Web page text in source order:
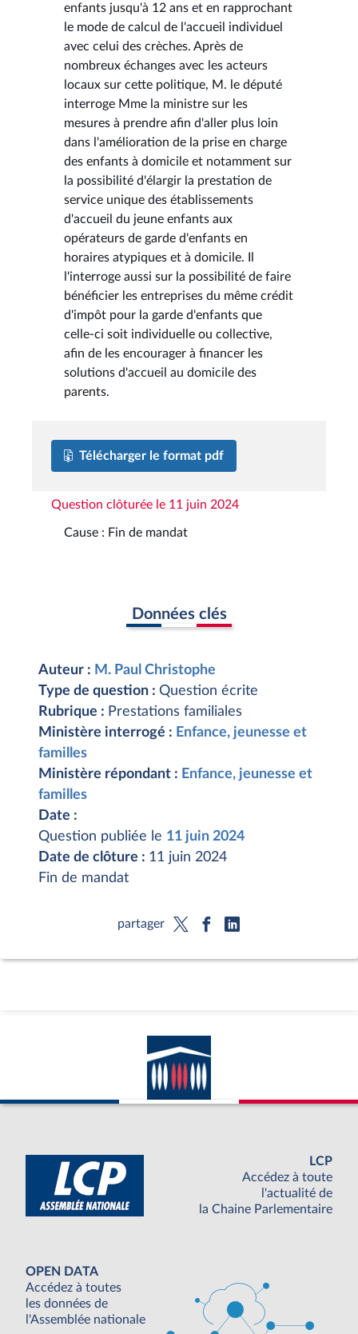
enfants jusqu'à 12 ans et en rapprochant
le mode de calcul de l'accueil individuel
avec celui des crèches. Après de
nombreux échanges avec les acteurs
locaux sur cette politique, M. le député
interroge Mme la ministre sur les
mesures à prendre afin d'aller plus loin
dans l'amélioration de la prise en charge
des enfants à domicile et notamment sur
la possibilité d'élargir la prestation de
service unique des établissements
d'accueil du jeune enfants aux
opérateurs de garde d'enfants en
horaires atypiques et à domicile. Il
l'interroge aussi sur la possibilité de faire
bénéficier les entreprises du même crédit
d'impôt pour la garde d'enfants que
celle-ci soit individuelle ou collective,
afin de les encourager à financer les
solutions d'accueil au domicile des
parents.
Télécharger le format pdf
Question clôturée le 11 juin 2024
Cause : Fin de mandat
Données clés
Auteur : M. Paul Christophe
Type de question : Question écrite
Rubrique : Prestations familiales
Ministère interrogé : Enfance, jeunesse et
familles
Ministère répondant : Enfance, jeunesse et
familles
Date :
Question publiée le 11 juin 2024
Date de clôture : 11 juin 2024
Fin de mandat
partager
LCP
Accédez à toute
l'actualité de
la Chaine Parlementaire
OPEN DATA
Accédez à toutes
les données de
l'Assemblée nationale